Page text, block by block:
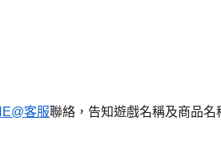
客服聯絡，告知遊戲名稱及商品名